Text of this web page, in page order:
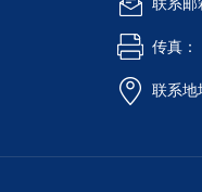
联系邮
传真：
联系地